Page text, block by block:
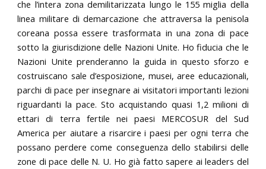
che l’intera zona demilitarizzata lungo le 155 miglia della
linea militare di demarcazione che attraversa la penisola
coreana possa essere trasformata in una zona di pace
sotto la giurisdizione delle Nazioni Unite. Ho fiducia che le
Nazioni Unite prenderanno la guida in questo sforzo e
costruiscano sale d’esposizione, musei, aree educazionali,
parchi di pace per insegnare ai visitatori importanti lezioni
riguardanti la pace. Sto acquistando quasi 1,2 milioni di
ettari di terra fertile nei paesi MERCOSUR del Sud
America per aiutare a risarcire i paesi per ogni terra che
possano perdere come conseguenza dello stabilirsi delle
zone di pace delle N. U. Ho già fatto sapere ai leaders del